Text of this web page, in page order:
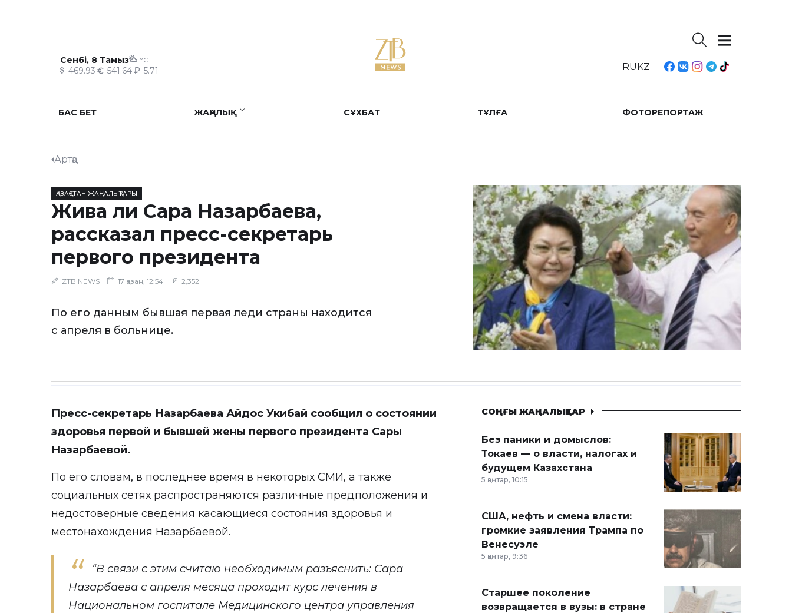
Сенбі, 8 Тамыз °C
469.93 541.64 5.71 RUKZ
БАС БЕТ ЖАҢАЛЫҚ СҰХБАТ ТҰЛҒА ФОТОРЕПОРТАЖ
Артқа
ҚАЗАҚСТАН ЖАҢАЛЫҚТАРЫ
Жива ли Сара Назарбаева,
рассказал пресс-секретарь
первого президента
ZTB NEWS 17 қазан, 12:54 2,352
По его данным бывшая первая леди страны находится
с апреля в больнице.
Пресс-секретарь Назарбаева Айдос Укибай сообщил о состоянии
здоровья первой и бывшей жены первого президента Сары
Назарбаевой.
По его словам, в последнее время в некоторых СМИ, а также
социальных сетях распространяются различные предположения и
недостоверные сведения касающиеся состояния здоровья и
местонахождения Назарбаевой.
“В связи с этим считаю необходимым разъяснить: Сара
Назарбаева с апреля месяца проходит курс лечения в
Национальном госпитале Медицинского центра управления
СОҢҒЫ ЖАҢАЛЫҚТАР
Без паники и домыслов:
Токаев — о власти, налогах и
будущем Казахстана
5 қаңтар, 10:15
США, нефть и смена власти:
громкие заявления Трампа по
Венесуэле
5 қаңтар, 9:36
Старшее поколение
возвращается в вузы: в стране